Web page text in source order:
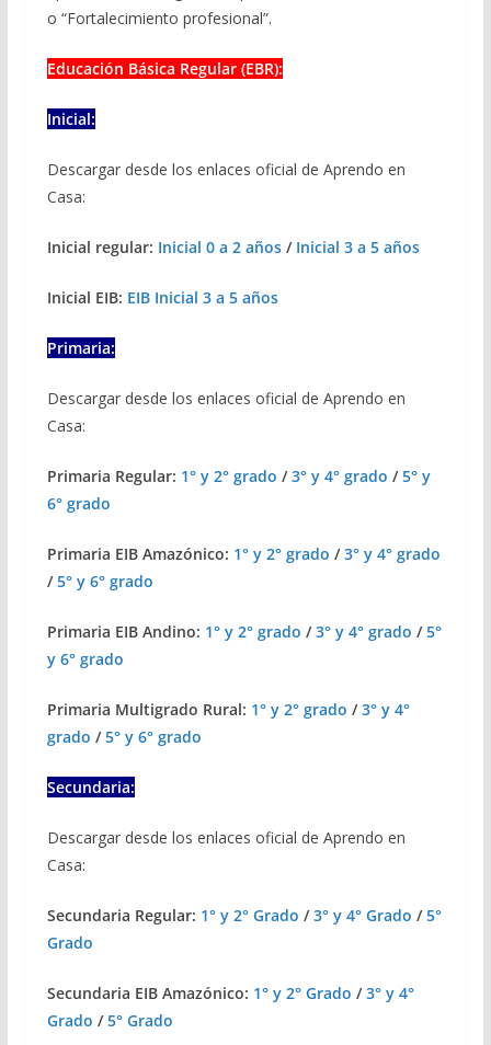
o “Fortalecimiento profesional”.
Educación Básica Regular (EBR):
Inicial:
Descargar desde los enlaces oficial de Aprendo en
Casa:
Inicial regular: Inicial 0 a 2 años/ Inicial 3 a 5 años
Inicial EIB: EIB Inicial 3 a 5 años
Primaria:
Descargar desde los enlaces oficial de Aprendo en
Casa:
Primaria Regular: 1° y 2° grado /3° y 4° grado /5° y
6° grado
Primaria EIB Amazónico: 1° y 2° grado /3° y 4° grado
/5° y 6° grado
Primaria EIB Andino: 1° y 2° grado /3° y 4° grado /5°
y 6° grado
Primaria Multigrado Rural: 1° y 2° grado /3° y 4°
grado /5° y 6° grado
Secundaria:
Descargar desde los enlaces oficial de Aprendo en
Casa:
Secundaria Regular: 1° y 2° Grado /3° y 4° Grado /5°
Grado
Secundaria EIB Amazónico: 1° y 2° Grado /3° y 4°
Grado /5° Grado